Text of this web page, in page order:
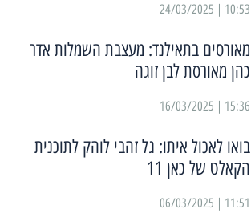
10:53 | 24/03/2025
מאורסים בתאילנד: מעצבת השמלות אדר
כהן מאורסת לבן זוגה
15:36 | 16/03/2025
בואו לאכול איתו: גל זהבי לוהק לתוכנית
הקאלט של כאן 11
11:51 | 06/03/2025